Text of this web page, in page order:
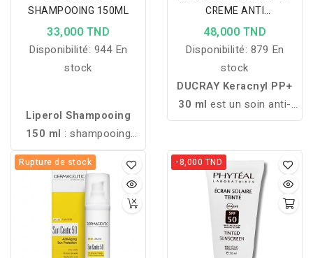
SHAMPOOING 150ML
33,000 TND
Disponibilité: 944 En
stock
Liperol Shampooing
150 ml : shampooing
hydratant et apaisant aux
lipo-aminoacides et à
l’urée. Nettoyage
physiologique idéal pour
cuirs chevelus sensibles
et cheveux fins.
CREME ANTI
IMPERFECTIONS 30ML
48,000 TND
Disponibilité: 879 En
stock
DUCRAY Keracnyl PP+
30 ml est un soin anti-
imperfections
pour les peaux à
tendance acnéique. Il aide
à réduire les boutons,
limite leur réapparition et
atténue les marques
persistantes. Enrichi en
Rupture de stock -8,000 TND